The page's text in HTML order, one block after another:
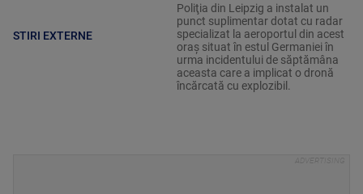
STIRI EXTERNE
Poliţia din Leipzig a instalat un
punct suplimentar dotat cu radar
specializat la aeroportul din acest
oraş situat în estul Germaniei în
urma incidentului de săptămâna
aceasta care a implicat o dronă
încărcată cu explozibil.